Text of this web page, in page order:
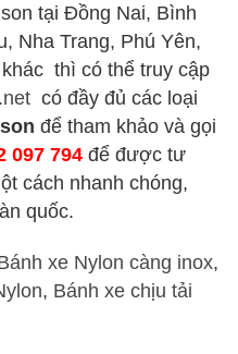
tại Đồng Nai, Bình
Nha Trang, Phú Yên,
thì có thể truy cập
có đầy đủ các loại
để tham khảo và gọi
097 794 để được tư
cách nhanh chóng,
quốc.
xe Nylon càng inox,
, Bánh xe chịu tải